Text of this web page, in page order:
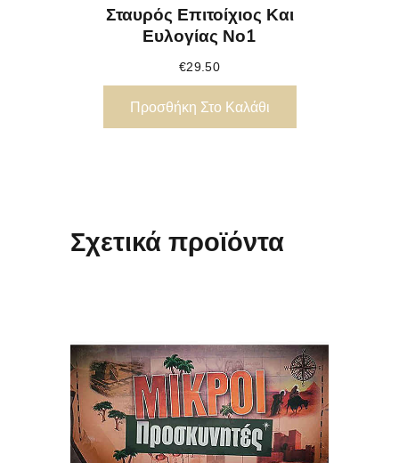
Σταυρός Επιτοίχιος Και
Ευλογίας Νο1
€29.50
Προσθήκη Στο Καλάθι
Σχετικά προϊόντα